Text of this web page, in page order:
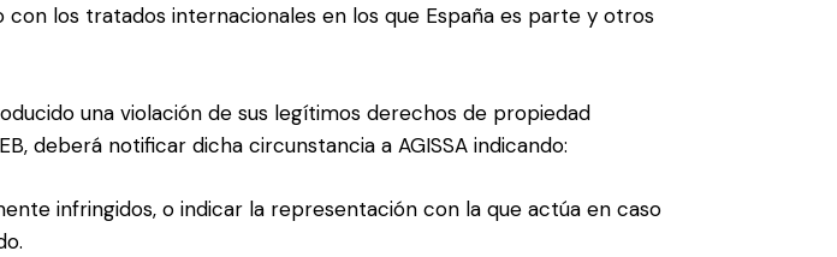
los tratados internacionales en los que España es parte y otros
una violación de sus legítimos derechos de propiedad
deberá notificar dicha circunstancia a AGISSA indicando:
infringidos, o indicar la representación con la que actúa en caso